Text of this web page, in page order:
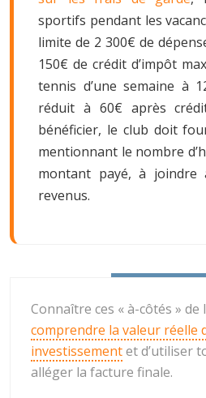
sportifs pendant les
limite de 2 300€ de
150€ de crédit d’impôt
tennis d’une semaine à
réduit à 60€ après
bénéficier, le club doit
mentionnant le nombre
montant payé, à joindre
revenus.
Connaître ces « à-côtés » de
comprendre la valeur réelle
investissementet d’utiliser
alléger la facture finale.